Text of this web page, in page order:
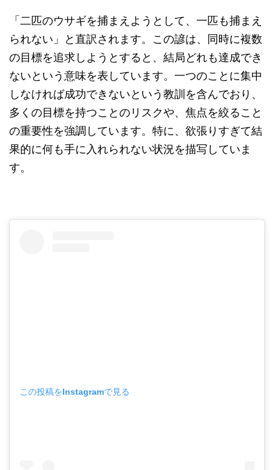
「二匹のウサギを捕まえようとして、一匹も捕まえ
られない」と直訳されます。この諺は、同時に複数
の目標を追求しようとすると、結局どれも達成でき
ないという意味を表しています。一つのことに集中
しなければ成功できないという教訓を含んでおり、
多くの目標を持つことのリスクや、焦点を絞ること
の重要性を強調しています。特に、欲張りすぎて結
果的に何も手に入れられない状況を描写していま
す。
この投稿をInstagramで見る